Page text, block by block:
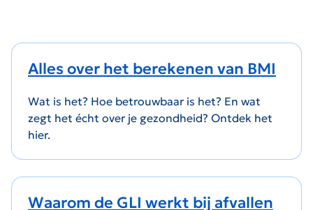
Alles over het berekenen van BMI
Wat is het? Hoe betrouwbaar is het? En wat
zegt het écht over je gezondheid? Ontdek het
hier.
Waarom de GLI werkt bij afvallen